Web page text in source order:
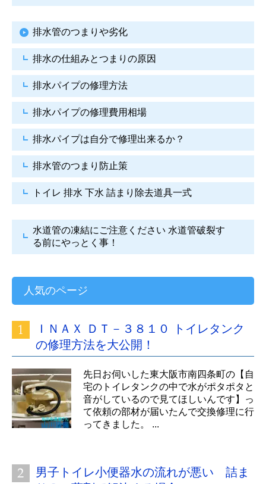
排水管のつまりや劣化
排水の仕組みとつまりの原因
排水パイプの修理方法
排水パイプの修理費用相場
排水パイプは自分で修理出来るか？
排水管のつまり防止策
トイレ 排水 下水 詰まり除去道具一式
水道管の凍結にご注意ください 水道管破裂す
る前にやっとく事！
人気のページ
ＩＮＡＸ ＤＴ－３８１０ トイレタンク
の修理方法を大公開！
先日お伺いした東大阪市南四条町の【自
宅のトイレタンクの中で水がポタポタと
音がしているので見てほしいんです】っ
て依頼の部材が届いたんで交換修理に行
ってきました。 ...
男子トイレ小便器水の流れが悪い 詰ま